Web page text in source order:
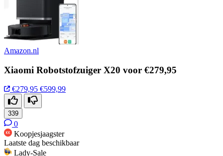
Amazon.nl
Xiaomi Robotstofzuiger X20 voor €279,95
€279,95 €599,99
339
0
Koopjesjaagster
Laatste dag beschikbaar
Lady-Sale